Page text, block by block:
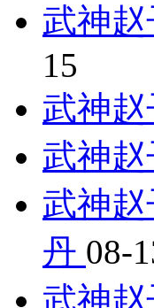
武神
15
武神
武神
武神
丹 08-
武神